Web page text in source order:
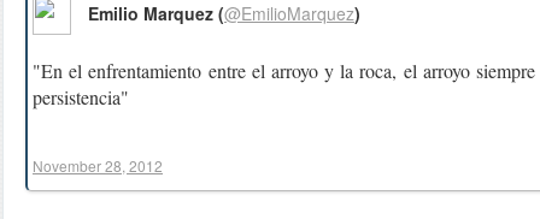
"En el enfrentamiento entre el arroyo y la roca, el arroyo
persistencia"
Emilio Marquez (@EmilioMarquez)
November 28, 2012